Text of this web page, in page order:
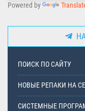
Powered by
ПОИСК ПО САЙТУ
НОВЫЕ РЕПАКИ НА
СИСТЕМНЫЕ